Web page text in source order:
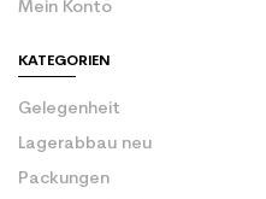
Mein Konto
KATEGORIEN
Gelegenheit
Lagerabbau neu
Packungen